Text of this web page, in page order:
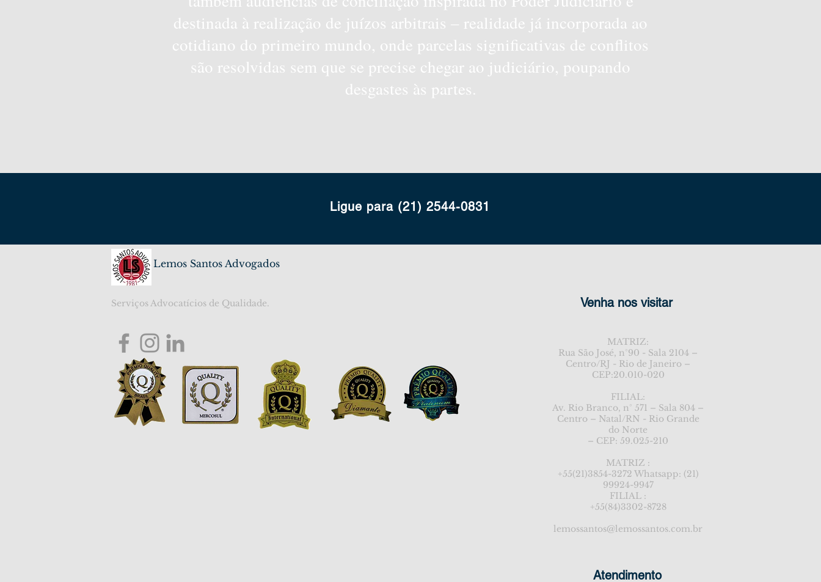
destinada à realização de juízos arbitrais – realidade já incorporada ao
cotidiano do primeiro mundo, onde parcelas significativas de conflitos
são resolvidas sem que se precise chegar ao judiciário, poupando
desgastes às partes.
Ligue para (21) 2544-0831
Lemos Santos Advogados
Serviços Advocatícios de Qualidade. Venha nos visitar
MATRIZ:
Rua São José, n°90 - Sala 2104 –
Centro/RJ - Rio de Janeiro –
CEP:20.010-020
FILIAL:
Av. Rio Branco, n° 571 – Sala 804 –
Centro – Natal/RN - Rio Grande
do Norte
– CEP: 59.025-210
MATRIZ :
+55(21)3854-3272 Whatsapp: (21)
99924-9947
FILIAL :
+55(84)3302-8728
lemossantos@lemossantos.com.br
Atendimento